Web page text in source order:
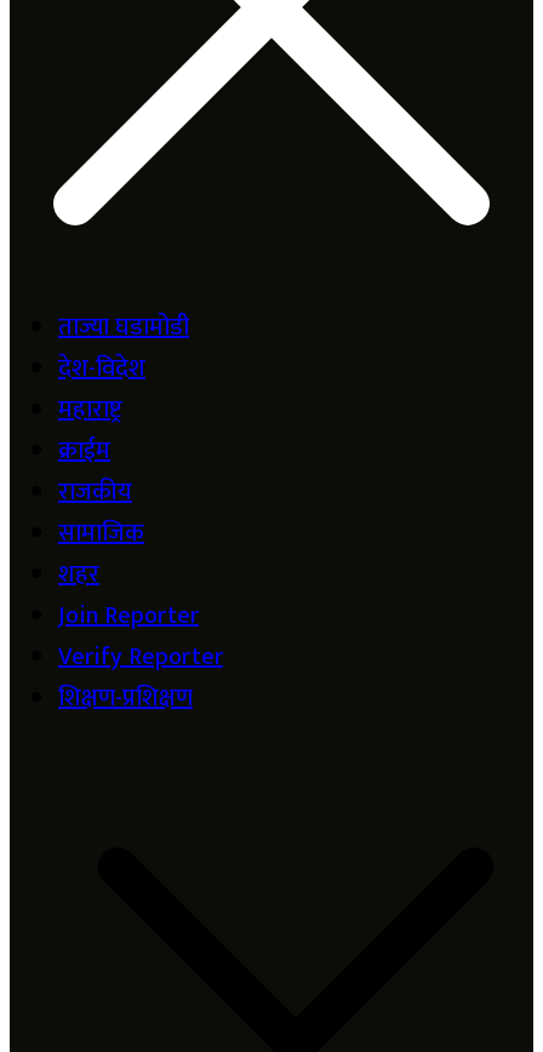
ताज्या घडामोडी
देश-विदेश
महाराष्ट्र
क्राईम
राजकीय
सामाजिक
शहर
Join Reporter
Verify Reporter
शिक्षण-प्रशिक्षण